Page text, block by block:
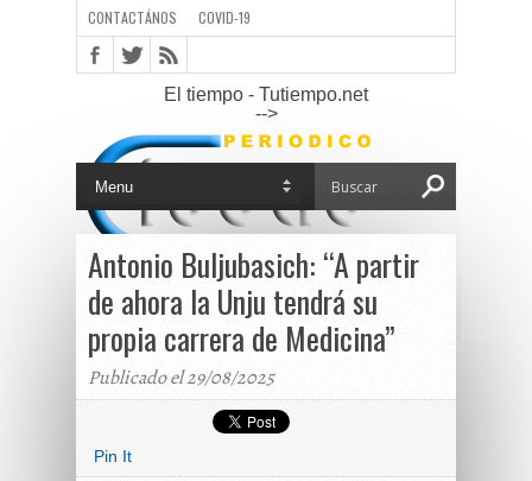
CONTACTÁNOS COVID-19
El tiempo - Tutiempo.net
-->
Antonio Buljubasich: “A partir
de ahora la Unju tendrá su
propia carrera de Medicina”
Publicado el 29/08/2025
Pin It